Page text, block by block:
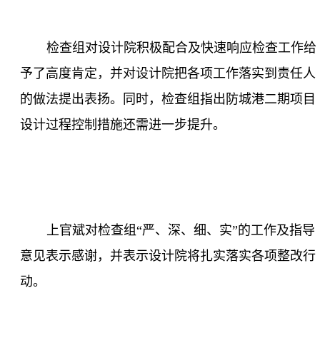
检查组对设计院积极配合及快速响应检查工作给
予了高度肯定，并对设计院把各项工作落实到责任人
的做法提出表扬。同时，检查组指出防城港二期项目
设计过程控制措施还需进一步提升。
上官斌对检查组“严、深、细、实”的工作及指导
意见表示感谢，并表示设计院将扎实落实各项整改行
动。